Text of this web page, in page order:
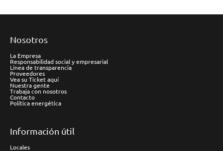
Nosotros
La Empresa
Responsabilidad social y empresarial
Línea de transparencia
Proveedores
Vea su Ticket aquí
Nuestra gente
Trabaja con nosotros
Contacto
Política energética
Información útil
Locales